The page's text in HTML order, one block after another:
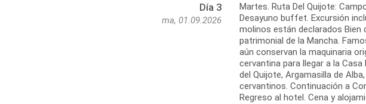
Día 3
ma, 01.09.2026
Martes. Ruta Del Quijote:
Desayuno buffet. Excursión
molinos están declarados
patrimonial de la Mancha.
aún conservan la maquinaria
cervantina para llegar a la
del Quijote, Argamasilla de
cervantinos. Continuación a